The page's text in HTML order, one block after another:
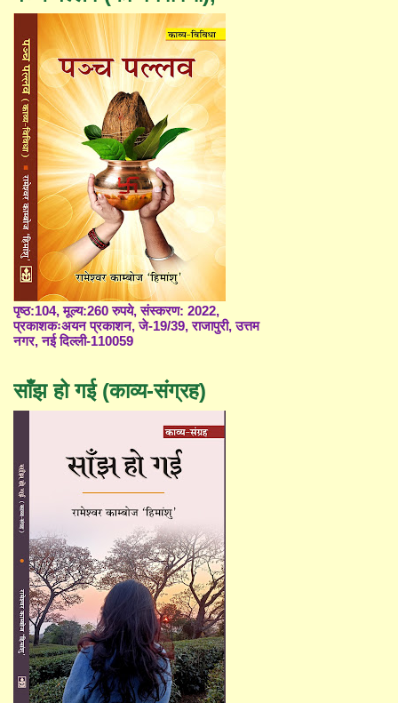
पृष्ठ:104, मूल्य:260 रुपये, संस्करण: 2022,
प्रकाशकःअयन प्रकाशन, जे-19/39, राजापुरी, उत्तम
नगर, नई दिल्ली-110059
साँझ हो गई (काव्य-संग्रह)